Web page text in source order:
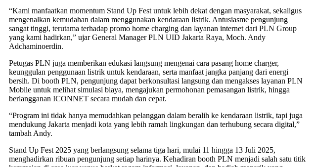
“Kami manfaatkan momentum Stand Up Fest untuk lebih dekat dengan masyarakat, sekaligus
mengenalkan kemudahan dalam menggunakan kendaraan listrik. Antusiasme pengunjung
sangat tinggi, terutama terhadap promo home charging dan layanan internet dari PLN Group
yang kami hadirkan,” ujar General Manager PLN UID Jakarta Raya, Moch. Andy
Adchaminoerdin.
Petugas PLN juga memberikan edukasi langsung mengenai cara pasang home charger,
keunggulan penggunaan listrik untuk kendaraan, serta manfaat jangka panjang dari energi
bersih. Di booth PLN, pengunjung dapat berkonsultasi langsung dan mengakses layanan PLN
Mobile untuk melihat simulasi biaya, mengajukan permohonan pemasangan listrik, hingga
berlangganan ICONNET secara mudah dan cepat.
“Program ini tidak hanya memudahkan pelanggan dalam beralih ke kendaraan listrik, tapi juga
mendukung Jakarta menjadi kota yang lebih ramah lingkungan dan terhubung secara digital,”
tambah Andy.
Stand Up Fest 2025 yang berlangsung selama tiga hari, mulai 11 hingga 13 Juli 2025,
menghadirkan ribuan pengunjung setiap harinya. Kehadiran booth PLN menjadi salah satu titik